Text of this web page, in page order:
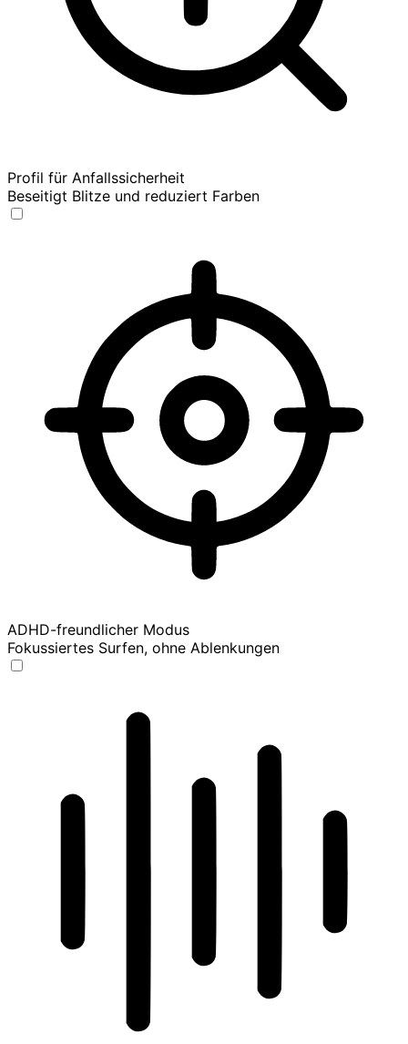
Profil für Anfallssicherheit
Beseitigt Blitze und reduziert Farben
ADHD-freundlicher Modus
Fokussiertes Surfen, ohne Ablenkungen